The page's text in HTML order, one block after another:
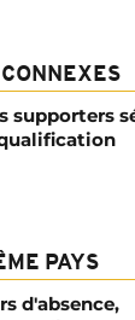
supporters
PAYS
d'absence,